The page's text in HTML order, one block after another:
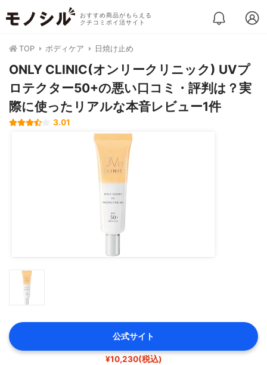
おすすめ商品がもらえる
クチコミポイ活サイト
TOP ボディケア 日焼け止め
ONLY CLINIC(オンリークリニック) UVプ
ロテクター50+の悪い口コミ・評判は？実
際に使ったリアルな本音レビュー1件
3.01
公式サイト
¥10,230(税込)